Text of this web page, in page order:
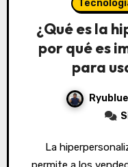
¿Qué es la
por qué es
para
La hiperpersonalización en la publicidad online